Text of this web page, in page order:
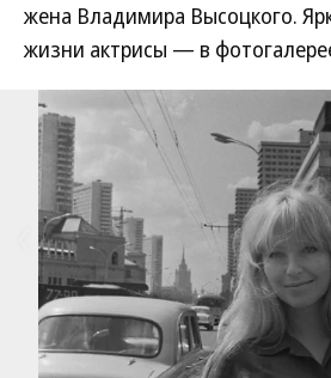
жена Владимира Высоцкого.
жизни актрисы — в